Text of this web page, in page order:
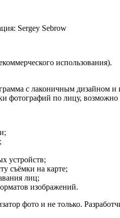
Sergey Sebrow
использования).
с лаконичным дизайном и
фотографий по лицу,
устройств;
съёмки на карте;
лиц;
изображений.
фото и не только.